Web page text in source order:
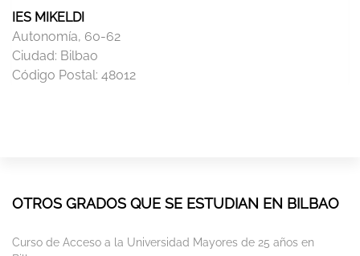
IES MIKELDI
Autonomía, 60-62
Ciudad: Bilbao
Código Postal: 48012
OTROS GRADOS QUE SE ESTUDIAN EN BILBAO
Curso de Acceso a la Universidad Mayores de 25 años en